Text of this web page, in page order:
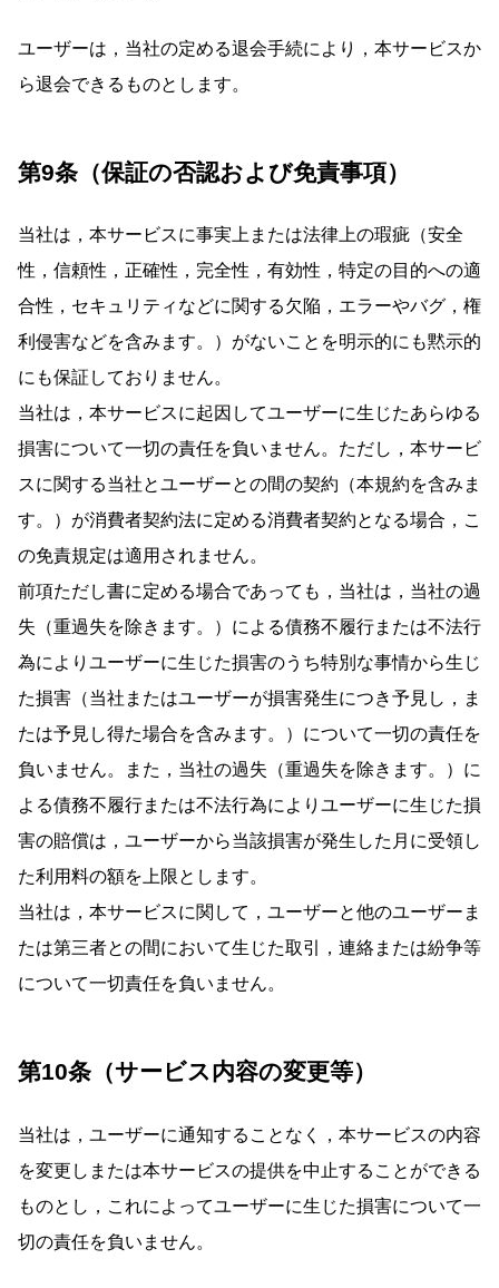
ユーザーは，当社の定める退会手続により，本サービスか
ら退会できるものとします。
第9条（保証の否認および免責事項）
当社は，本サービスに事実上または法律上の瑕疵（安全
性，信頼性，正確性，完全性，有効性，特定の目的への適
合性，セキュリティなどに関する欠陥，エラーやバグ，権
利侵害などを含みます。）がないことを明示的にも黙示的
にも保証しておりません。
当社は，本サービスに起因してユーザーに生じたあらゆる
損害について一切の責任を負いません。ただし，本サービ
スに関する当社とユーザーとの間の契約（本規約を含みま
す。）が消費者契約法に定める消費者契約となる場合，こ
の免責規定は適用されません。
前項ただし書に定める場合であっても，当社は，当社の過
失（重過失を除きます。）による債務不履行または不法行
為によりユーザーに生じた損害のうち特別な事情から生じ
た損害（当社またはユーザーが損害発生につき予見し，ま
たは予見し得た場合を含みます。）について一切の責任を
負いません。また，当社の過失（重過失を除きます。）に
よる債務不履行または不法行為によりユーザーに生じた損
害の賠償は，ユーザーから当該損害が発生した月に受領し
た利用料の額を上限とします。
当社は，本サービスに関して，ユーザーと他のユーザーま
たは第三者との間において生じた取引，連絡または紛争等
について一切責任を負いません。
第10条（サービス内容の変更等）
当社は，ユーザーに通知することなく，本サービスの内容
を変更しまたは本サービスの提供を中止することができる
ものとし，これによってユーザーに生じた損害について一
切の責任を負いません。